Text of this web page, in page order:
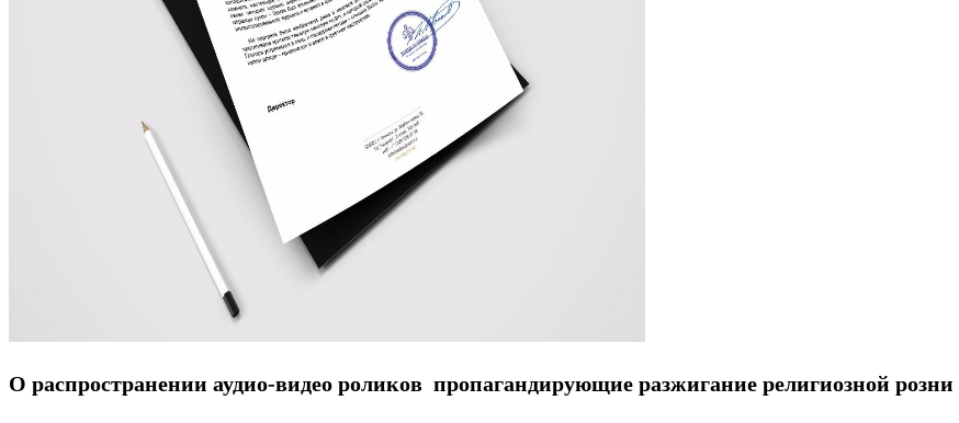
О распространении аудио-видео роликов пропагандирующие разжигание религиозной розни